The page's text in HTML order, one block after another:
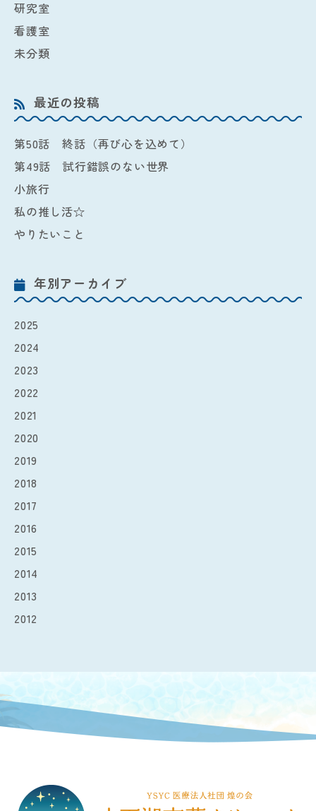
研究室
看護室
未分類
最近の投稿
第50話 終話（再び心を込めて）
第49話 試行錯誤のない世界
小旅行
私の推し活☆
やりたいこと
年別アーカイブ
2025
2024
2023
2022
2021
2020
2019
2018
2017
2016
2015
2014
2013
2012